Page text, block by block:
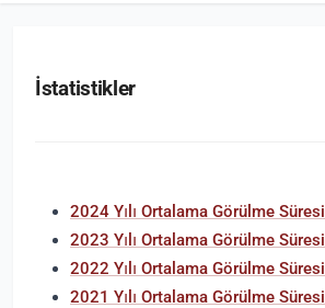
İstatistikler
2024 Yılı Ortalama Görülme Süresi
2023 Yılı Ortalama Görülme Süresi
2022 Yılı Ortalama Görülme Süresi
2021 Yılı Ortalama Görülme Süresi